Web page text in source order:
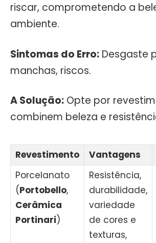
riscar, comprometendo a
ambiente.
Sintomas do Erro: Desgaste
manchas, riscos.
A Solução: Opte por
combinem beleza e
Revestimento Vantagens
Porcelanato
(Portobello,
Cerâmica
Portinari)
Resistência,
durabilidade,
variedade
de cores e
texturas,